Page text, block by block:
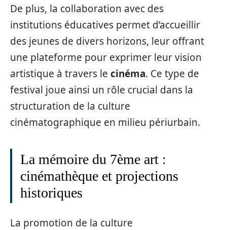
De plus, la collaboration avec des
institutions éducatives permet d’accueillir
des jeunes de divers horizons, leur offrant
une plateforme pour exprimer leur vision
artistique à travers le cinéma. Ce type de
festival joue ainsi un rôle crucial dans la
structuration de la culture
cinématographique en milieu périurbain.
La mémoire du 7ème art :
cinémathèque et projections
historiques
La promotion de la culture